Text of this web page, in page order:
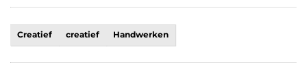
Creatief creatief Handwerken